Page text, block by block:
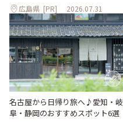
広島県 [PR] 2026.07.31
名古屋から日帰り旅へ♪愛知・岐
阜・静岡のおすすめスポット6選